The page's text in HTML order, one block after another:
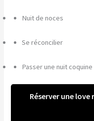
Nuit de noces
Se réconcilier
Passer une nuit coquine
Réserver une